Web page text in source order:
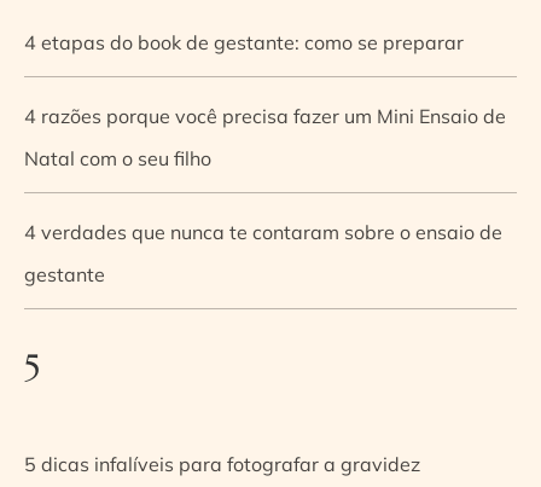
4 etapas do book de gestante: como se preparar
4 razões porque você precisa fazer um Mini Ensaio de
Natal com o seu filho
4 verdades que nunca te contaram sobre o ensaio de
gestante
5
5 dicas infalíveis para fotografar a gravidez